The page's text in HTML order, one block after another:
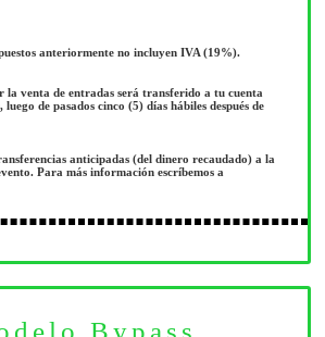
anteriormente no incluyen IVA (19%).
la venta de entradas será transferido a tu cuenta
de pasados cinco (5) días hábiles después de
anticipadas (del dinero recaudado) a la
Para más información escríbemos a
Bypass